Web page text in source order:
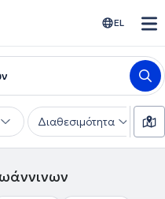
EL
Διαθεσιμότητα